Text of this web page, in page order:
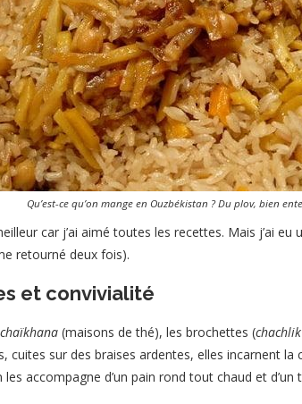
Qu’est-ce qu’on mange en Ouzbékistan ? Du plov, bien
car j’ai aimé toutes les recettes. Mais j’ai
retourné deux fois).
et convivialité
(maisons de thé), les brochettes (chachlik
cuites sur des braises ardentes, elles incarnent la
accompagne d’un pain rond tout chaud et